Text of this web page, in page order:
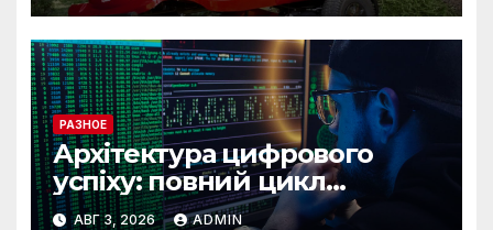
РАЗНОЕ
Архітектура цифрового
успіху: повний цикл
розробки від IST Group
АВГ 3, 2026 ADMIN